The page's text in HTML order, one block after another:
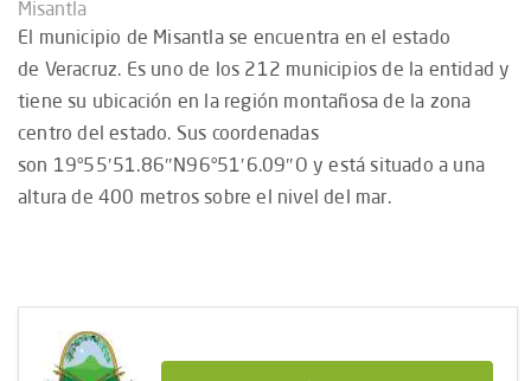
Misantla
El municipio de Misantla se encuentra en el estado
de Veracruz. Es uno de los 212 municipios de la entidad y
tiene su ubicación en la región montañosa de la zona
centro del estado.​ Sus coordenadas
son 19°55′51.86″N96°51′6.09″O y está situado a una
altura de 400 metros sobre el nivel del mar.